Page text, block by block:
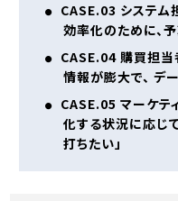
CASE.03 システム
効率化のために、
CASE.04 購買担当
情報が膨大で、 デ
CASE.05 マーケテ
化する状況に応じ
打ちたい」